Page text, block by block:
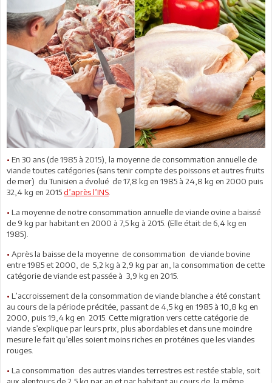
• En 30 ans (de 1985 à 2015), la moyenne de consommation annuelle de
viande toutes catégories (sans tenir compte des poissons et autres fruits
de mer) du Tunisien a évolué de 17,8 kg en 1985 à 24,8 kg en 2000 puis
32,4 kg en 2015 d’après l’INS
• La moyenne de notre consommation annuelle de viande ovine a baissé
de 9 kg par habitant en 2000 à 7,5 kg à 2015. (Elle était de 6,4 kg en
1985).
• Après la baisse de la moyenne de consommation de viande bovine
entre 1985 et 2000, de 5,2 kg à 2,9 kg par an, la consommation de cette
catégorie de viande est passée à 3,9 kg en 2015.
• L’accroissement de la consommation de viande blanche a été constant
au cours de la période précitée, passant de 4,5 kg en 1985 à 10,8 kg en
2000, puis 19,4 kg en 2015. Cette migration vers cette catégorie de
viande s’explique par leurs prix, plus abordables et dans une moindre
mesure le fait qu’elles soient moins riches en protéines que les viandes
rouges.
• La consommation des autres viandes terrestres est restée stable, soit